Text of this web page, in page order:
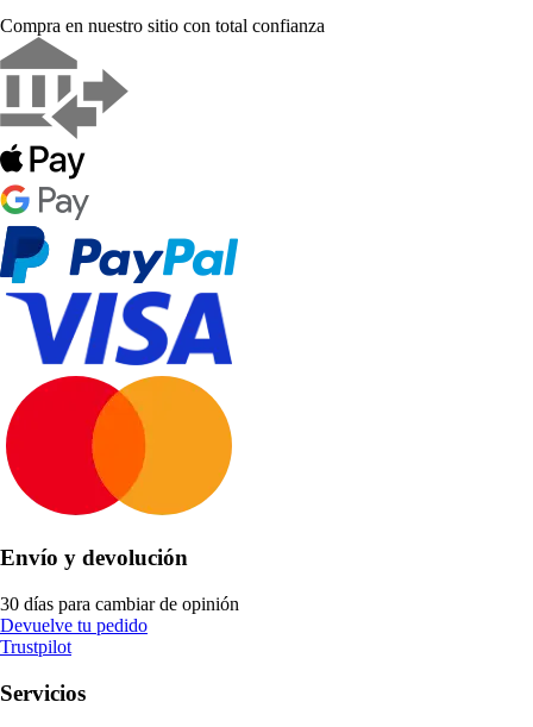
Compra en nuestro sitio con total confianza
Envío y devolución
30 días para cambiar de opinión
Devuelve tu pedido
Trustpilot
Servicios